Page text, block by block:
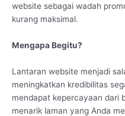
website sebagai wadah
kurang maksimal.
Mengapa Begitu?
Lantaran website menjadi
meningkatkan kredibilitas
mendapat kepercayaan dari
menarik laman yang Anda